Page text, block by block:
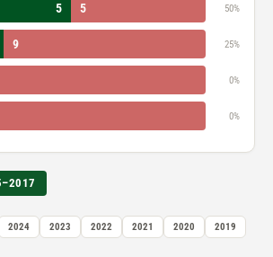
5 5 50%
9 25%
0%
0%
2024 2023 2022 2021 2020
2019